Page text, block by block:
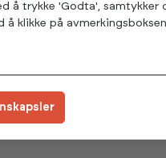
å trykke 'Godta', samtykker
å klikke på